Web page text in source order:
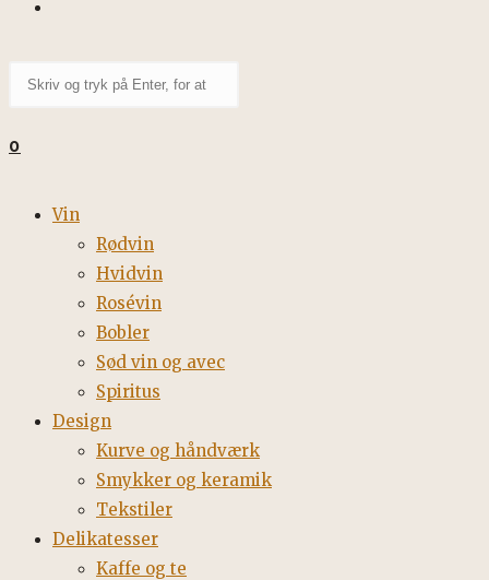
WEBSITE
0
Vin
Rødvin
Hvidvin
Rosévin
Bobler
Sød vin og avec
Spiritus
Design
Kurve og håndværk
Smykker og keramik
Tekstiler
Delikatesser
Kaffe og te